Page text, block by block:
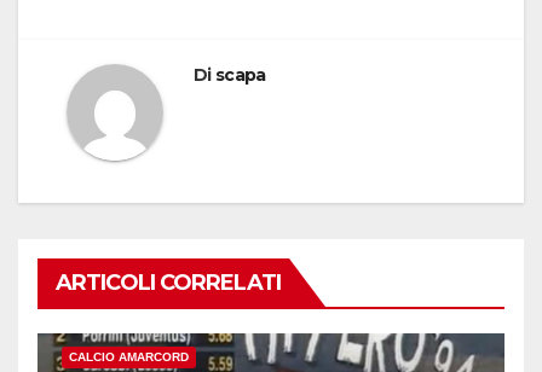
Di scapa
ARTICOLI CORRELATI
CALCIO AMARCORD